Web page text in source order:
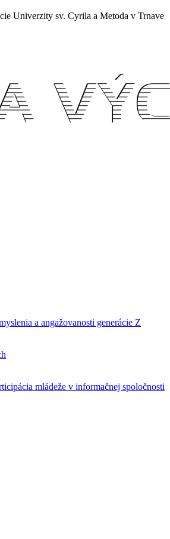
Univerzity sv. Cyrila a Metoda v Trnave
a angažovanosti generácie Z
mládeže v informačnej spoločnosti